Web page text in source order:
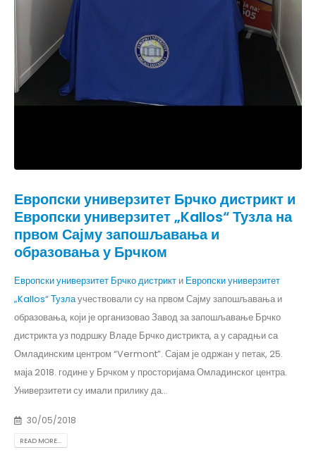
Европски универзитет Брчко дистрикт и
Европски универзитет „Kallos“ Тузла на
првом Сајму запошљавања и
образовања у Брчком
Европски универзитет Брчко дистрикт и Европски универзитет
„Kallos“ Тузлаучествовали су на првом Сајму запошљавања и
образовања, који је организовао Завод за запошљавање Брчко
дистрикта уз подршку Владе Брчко дистрикта, а у сарадњи са
Омладинским центром “Vermont”. Сајам је одржан у петак, 25.
маја 2018. године у Брчком у просторијама Омладинског центра.
Универзитети су имали прилику да...
30/05/2018
READ MORE...